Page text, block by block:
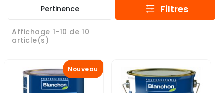
Pertinence
Affichage 1-10 de 10
article(s)
Filtres
Nouveau